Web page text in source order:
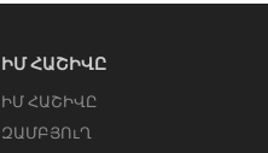
ԻՄ ՀԱՇԻՎԸ
ԻՄ ՀԱՇԻՎԸ
ԶԱՄԲՅՈւՂ